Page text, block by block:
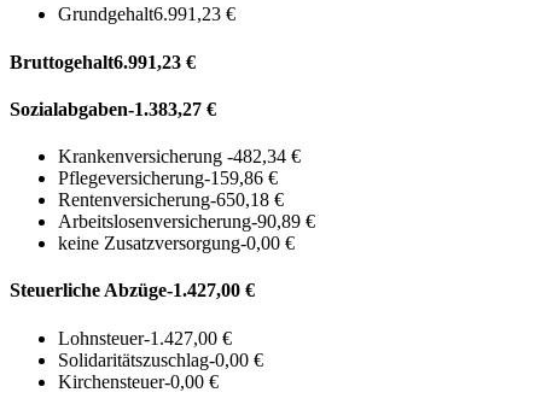
Grundgehalt6.991,23 €
Bruttogehalt6.991,23 €
Sozialabgaben-1.383,27 €
Krankenversicherung -482,34 €
Pflegeversicherung-159,86 €
Rentenversicherung-650,18 €
Arbeitslosenversicherung-90,89 €
keine Zusatzversorgung-0,00 €
Steuerliche Abzüge-1.427,00 €
Lohnsteuer-1.427,00 €
Solidaritätszuschlag-0,00 €
Kirchensteuer-0,00 €